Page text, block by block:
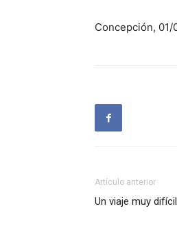
Concepción, 01/
Artículo anterior
Un viaje muy